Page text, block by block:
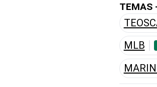
TEMAS
MLB